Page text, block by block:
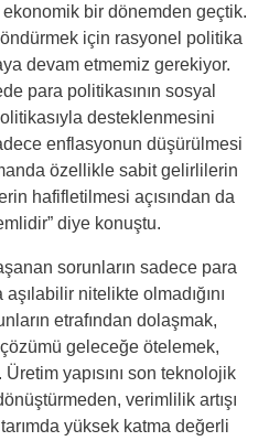
bir dönemden geçtik.
için rasyonel politika
devam etmemiz gerekiyor.
para politikasının sosyal
desteklenmesini
enflasyonun düşürülmesi
özellikle sabit gelirlilerin
hafifletilmesi açısından da
diye konuştu.
sorunların sadece para
nitelikte olmadığını
etrafından dolaşmak,
geleceğe ötelemek,
yapısını son teknolojik
verimlilik artışı
yüksek katma değerli